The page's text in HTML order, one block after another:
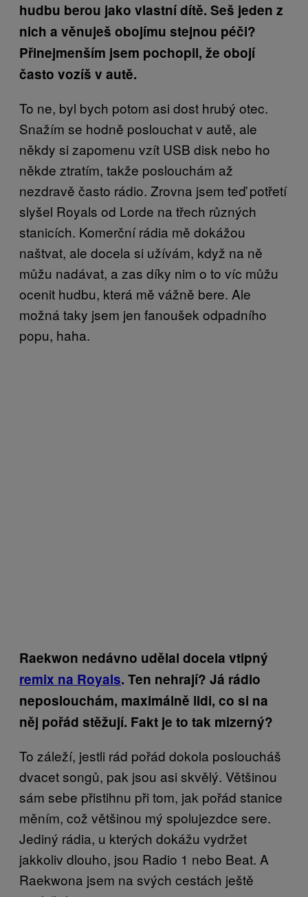
hudbu berou jako vlastní dítě. Seš jeden z
nich a věnuješ obojímu stejnou péči?
Přinejmenším jsem pochopil, že obojí
často vozíš v autě.
To ne, byl bych potom asi dost hrubý otec.
Snažím se hodně poslouchat v autě, ale
někdy si zapomenu vzít USB disk nebo ho
někde ztratím, takže poslouchám až
nezdravě často rádio. Zrovna jsem teď potřetí
slyšel Royals od Lorde na třech různých
stanicích. Komerční rádia mě dokážou
naštvat, ale docela si užívám, když na ně
můžu nadávat, a zas díky nim o to víc můžu
ocenit hudbu, která mě vážně bere. Ale
možná taky jsem jen fanoušek odpadního
popu, haha.
Raekwon nedávno udělal docela vtipný
remix na Royals. Ten nehrají? Já rádio
neposlouchám, maximálně lidi, co si na
něj pořád stěžují. Fakt je to tak mizerný?
To záleží, jestli rád pořád dokola posloucháš
dvacet songů, pak jsou asi skvělý. Většinou
sám sebe přistihnu při tom, jak pořád stanice
měním, což většinou mý spolujezdce sere.
Jediný rádia, u kterých dokážu vydržet
jakkoliv dlouho, jsou Radio 1 nebo Beat. A
Raekwona jsem na svých cestách ještě